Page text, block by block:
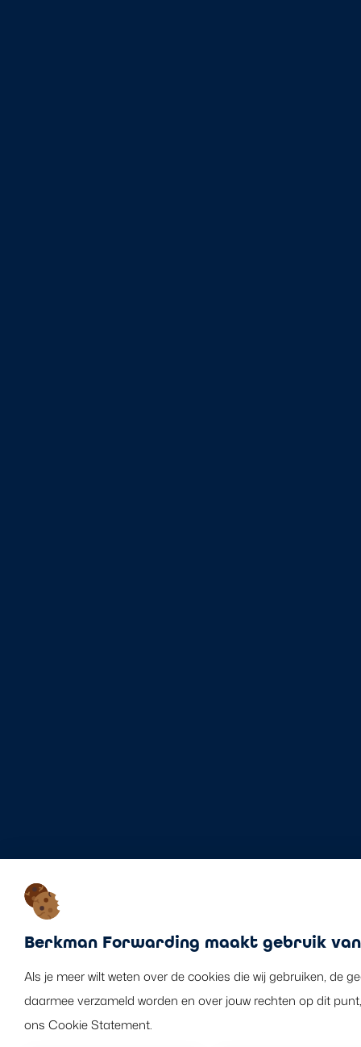
Berkman Forwarding maakt gebruik
Als je meer wilt weten over de cookies die wij gebruiken, de
daarmee verzameld worden en over jouw rechten op dit
ons Cookie Statement.